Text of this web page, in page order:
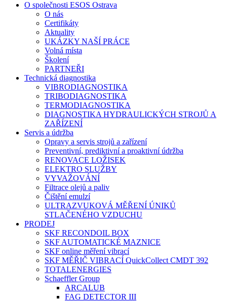
O společnosti ESOS Ostrava
O nás
Certifikáty
Aktuality
UKÁZKY NAŠÍ PRÁCE
Volná místa
Školení
PARTNEŘI
Technická diagnostika
VIBRODIAGNOSTIKA
TRIBODIAGNOSTIKA
TERMODIAGNOSTIKA
DIAGNOSTIKA HYDRAULICKÝCH STROJŮ A
ZAŘÍZENÍ
Servis a údržba
Opravy a servis strojů a zařízení
Preventivní, prediktivní a proaktivní údržba
RENOVACE LOŽISEK
ELEKTRO SLUŽBY
VYVAŽOVÁNÍ
Filtrace olejů a paliv
Čištění emulzí
ULTRAZVUKOVÁ MĚŘENÍ ÚNIKŮ
STLAČENÉHO VZDUCHU
PRODEJ
SKF RECONDOIL BOX
SKF AUTOMATICKÉ MAZNICE
SKF online měření vibrací
SKF MĚŘIČ VIBRACÍ QuickCollect CMDT 392
TOTALENERGIES
Schaeffler Group
ARCALUB
FAG DETECTOR III